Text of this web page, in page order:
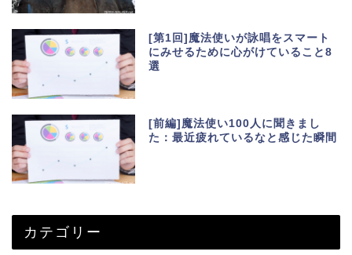
[第1回]魔法使いが詠唱をスマート
にみせるために心がけていること8
選
[前編]魔法使い100人に聞きまし
た：最近疲れているなと感じた瞬間
カテゴリー